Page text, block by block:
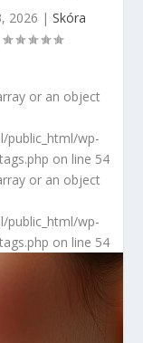
2026 | Skóra
or an object
public_html/wp-
on line 54
or an object
public_html/wp-
on line 54